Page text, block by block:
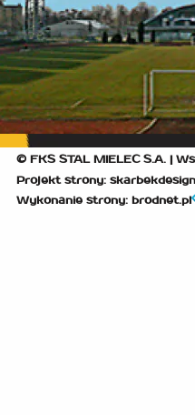
© FKS STAL MIELEC S.A. |
Projekt strony:
Wykonanie strony: brodnet.pl